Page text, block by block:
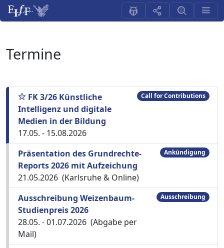
Termine
FK 3/26 Künstliche
Intelligenz und digitale
Medien in der Bildung
17.05. - 15.08.2026
Call for Contributions
Präsentation des Grundrechte-
Reports 2026 mit Aufzeichung
21.05.2026 (Karlsruhe & Online)
Ankündigung
Ausschreibung Weizenbaum-
Studienpreis 2026
28.05. - 01.07.2026 (Abgabe per
Mail)
Ausschreibung